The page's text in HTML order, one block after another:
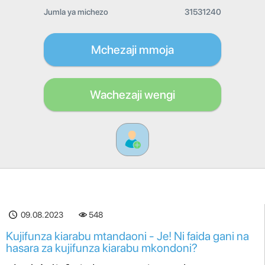
Jumla ya michezo 31531240
Mchezaji mmoja
Wachezaji wengi
09.08.2023 548
Kujifunza kiarabu mtandaoni - Je! Ni faida gani na
hasara za kujifunza kiarabu mkondoni?